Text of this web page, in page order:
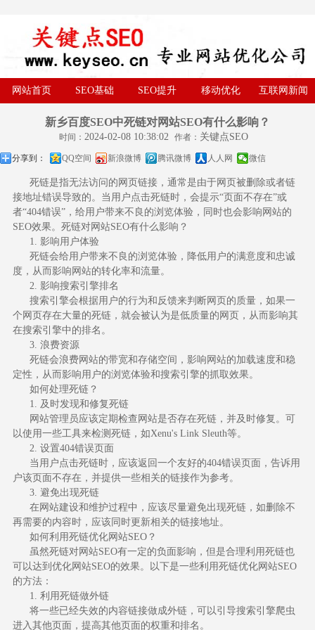
网站首页 SEO基础 SEO提升 移动优化 互联网新闻
新乡百度SEO中死链对网站SEO有什么影响？
时间： 2024-02-08 10:38:02 作者： 关键点SEO
分享到： QQ空间 新浪微博 腾讯微博 人人网 微信
死链是指无法访问的网页链接，通常是由于网页被删除或者链
接地址错误导致的。当用户点击死链时，会提示“页面不存在”或
者“404错误”，给用户带来不良的浏览体验，同时也会影响网站的
SEO效果。死链对网站SEO有什么影响？
1. 影响用户体验
死链会给用户带来不良的浏览体验，降低用户的满意度和忠诚
度，从而影响网站的转化率和流量。
2. 影响搜索引擎排名
搜索引擎会根据用户的行为和反馈来判断网页的质量，如果一
个网页存在大量的死链，就会被认为是低质量的网页，从而影响其
在搜索引擎中的排名。
3. 浪费资源
死链会浪费网站的带宽和存储空间，影响网站的加载速度和稳
定性，从而影响用户的浏览体验和搜索引擎的抓取效果。
如何处理死链？
1. 及时发现和修复死链
网站管理员应该定期检查网站是否存在死链，并及时修复。可
以使用一些工具来检测死链，如Xenu's Link Sleuth等。
2. 设置404错误页面
当用户点击死链时，应该返回一个友好的404错误页面，告诉用
户该页面不存在，并提供一些相关的链接作为参考。
3. 避免出现死链
在网站建设和维护过程中，应该尽量避免出现死链，如删除不
再需要的内容时，应该同时更新相关的链接地址。
如何利用死链优化网站SEO？
虽然死链对网站SEO有一定的负面影响，但是合理利用死链也
可以达到优化网站SEO的效果。以下是一些利用死链优化网站SEO
的方法：
1. 利用死链做外链
将一些已经失效的内容链接做成外链，可以引导搜索引擎爬虫
进入其他页面，提高其他页面的权重和排名。